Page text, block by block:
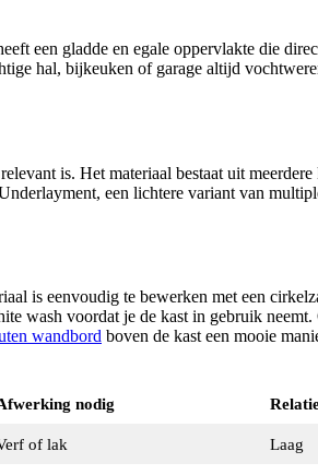
een gladde en egale oppervlakte die
hal, bijkeuken of garage altijd
is. Het materiaal bestaat uit
een lichtere variant van
is eenvoudig te bewerken met een
wash voordat je de kast in gebruik
wandbord boven de kast een mooie
nodig
of lak Laag